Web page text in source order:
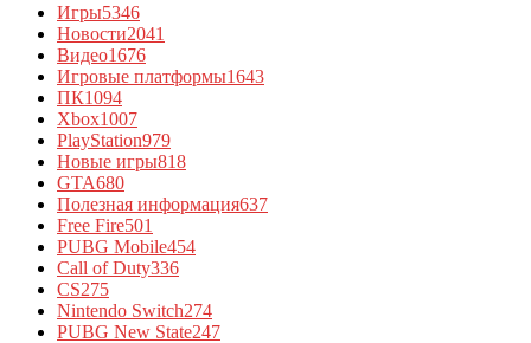
Игры5346
Новости2041
Видео1676
Игровые платформы1643
ПК1094
Xbox1007
PlayStation979
Новые игры818
GTA680
Полезная информация637
Free Fire501
PUBG Mobile454
Call of Duty336
CS275
Nintendo Switch274
PUBG New State247